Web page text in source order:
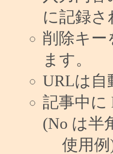
に記録さ
削除キー
ます。
URLは自
記事中
(No は半
使用例